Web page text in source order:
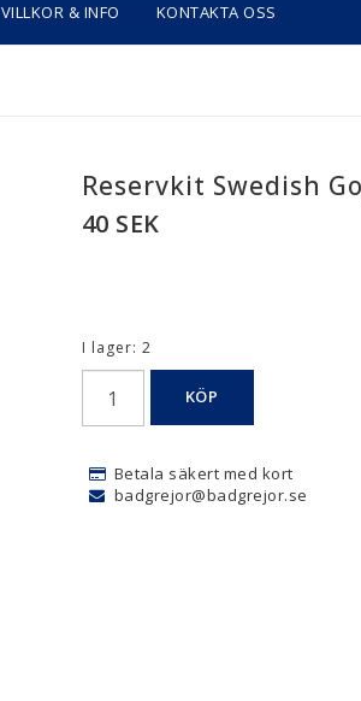
VILLKOR & INFO KONTAKTA OSS
Reservkit Swedish
40 SEK
I lager: 2
KÖP
Betala säkert med kort
badgrejor@badgrejor.se